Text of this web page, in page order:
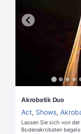
Akrobatik Duo
Act, Shows,
Lassen Sie sich von
Bodenakrobaten